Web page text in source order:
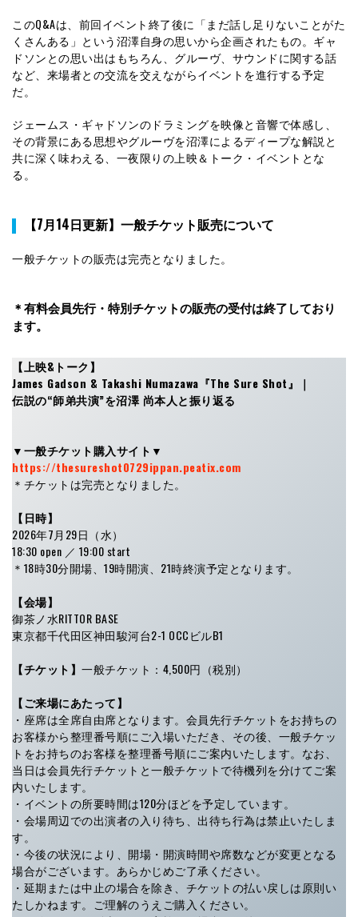
このQ&Aは、前回イベント終了後に「まだ話し足りないことがた
くさんある」という沼澤自身の思いから企画されたもの。ギャ
ドソンとの思い出はもちろん、グルーヴ、サウンドに関する話
など、来場者との交流を交えながらイベントを進行する予定
だ。
ジェームス・ギャドソンのドラミングを映像と音響で体感し、
その背景にある思想やグルーヴを沼澤によるディープな解説と
共に深く味わえる、一夜限りの上映＆トーク・イベントとな
る。
【7月14日更新】一般チケット販売について
一般チケットの販売は完売となりました。
＊有料会員先行・特別チケットの販売の受付は終了しており
ます。
【上映&トーク】
James Gadson & Takashi Numazawa『The Sure Shot』｜
伝説の“師弟共演”を沼澤 尚本⼈と振り返る
▼一般チケット購入サイト▼
https://thesureshot0729ippan.peatix.com
＊チケットは完売となりました。
【日時】
2026年7月29日（水）
18:30 open ／ 19:00 start
＊18時30分開場、19時開演、21時終演予定となります。
【会場】
御茶ノ水RITTOR BASE
東京都千代田区神田駿河台2-1 OCCビルB1
【チケット】 一般チケット：4,500円（税別）
【ご来場にあたって】
・座席は全席自由席となります。会員先行チケットをお持ちの
お客様から整理番号順にご入場いただき、その後、一般チケッ
トをお持ちのお客様を整理番号順にご案内いたします。なお、
当日は会員先行チケットと一般チケットで待機列を分けてご案
内いたします。
・イベントの所要時間は120分ほどを予定しています。
・会場周辺での出演者の入り待ち、出待ち行為は禁止いたしま
す。
・今後の状況により、開場・開演時間や席数などが変更となる
場合がございます。あらかじめご了承ください。
・延期または中止の場合を除き、チケットの払い戻しは原則い
たしかねます。ご理解のうえご購入ください。